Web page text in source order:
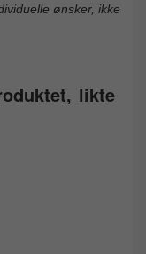
ønsker, ikke
likte